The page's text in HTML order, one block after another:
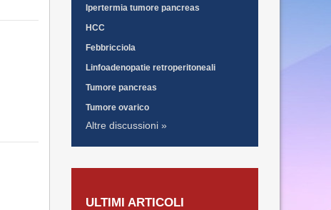
Ipertermia tumore pancreas
HCC
Febbricciola
Linfoadenopatie retroperitoneali
Tumore pancreas
Tumore ovarico
Altre discussioni »
ULTIMI ARTICOLI